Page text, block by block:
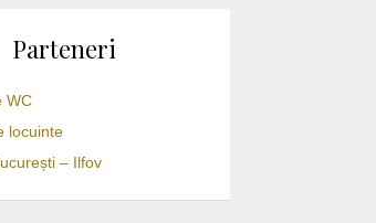
Parteneri
WC
locuinte
– Ilfov